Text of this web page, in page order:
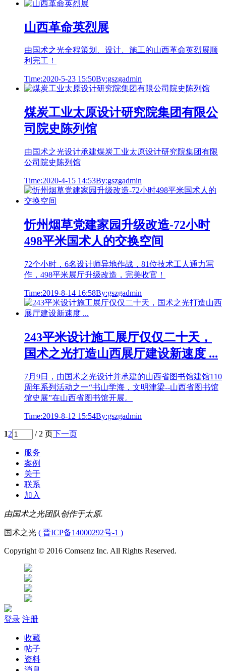
山西革命英烈展
由国术之光全程策划、设计、施工的山西革命英烈展顺
利完工！
Time:2020-5-23 15:50By:gszgadmin
煤炭工业太原设计研究院集团有限公
司院史陈列馆
由国术之光设计承建煤炭工业太原设计研究院集团有限
公司院史陈列馆
Time:2020-4-15 14:53By:gszgadmin
忻州烟草党建家园升级改造-72小时
498平米国术人的交换空间
72个小时，6名设计师异地作战，81位技术工人通力写
作，498平米展厅升级改造，完美收官！
Time:2019-8-14 16:58By:gszgadmin
243平米设计施工展厅仅仅二十天，
国术之光打造山西展厅建设新速度 ...
7月9日，由国术之光设计并承建的山西省图书馆建馆110
周年系列活动之一“书山学海，文明津梁--山西省图书馆
馆史展”在山西省图书馆开展。
Time:2019-8-12 15:54By:gszgadmin
12 / 2 页下一页
服务
案例
关于
联系
加入
由国术之光团队创作于太原.
国术之光 ( 晋ICP备14000292号-1 )
Copyright © 2016 Comsenz Inc. All Rights Reserved.
登录 注册
收藏
帖子
资料